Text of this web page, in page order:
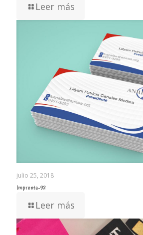
Leer más
julio 25, 2018
Imprenta-92
Leer más